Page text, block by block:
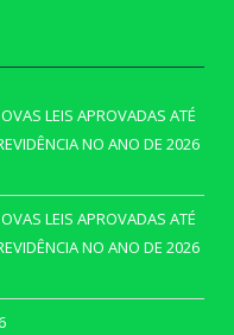
LEIS APROVADAS ATÉ
NO ANO DE 2026
LEIS APROVADAS ATÉ
NO ANO DE 2026